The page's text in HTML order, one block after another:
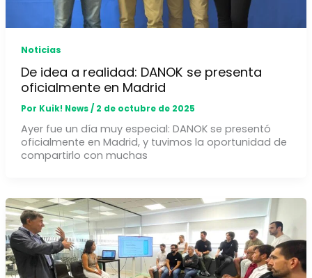
Noticias
De idea a realidad: DANOK se presenta
oficialmente en Madrid
Por Kuik! News/ 2 de octubre de 2025
Ayer fue un día muy especial: DANOK se presentó
oficialmente en Madrid, y tuvimos la oportunidad de
compartirlo con muchas